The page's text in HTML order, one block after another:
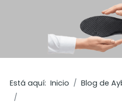
Está aquí:Inicio Blog de